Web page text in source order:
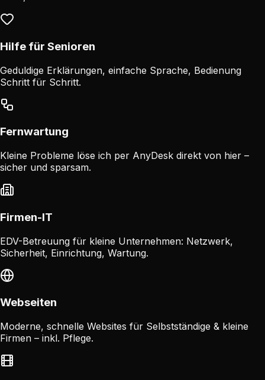
Hilfe für Senioren
Geduldige Erklärungen, einfache Sprache, Bedienung
Schritt für Schritt.
Fernwartung
Kleine Probleme löse ich per AnyDesk direkt von hier –
sicher und sparsam.
Firmen-IT
EDV-Betreuung für kleine Unternehmen: Netzwerk,
Sicherheit, Einrichtung, Wartung.
Webseiten
Moderne, schnelle Websites für Selbstständige & kleine
Firmen – inkl. Pflege.